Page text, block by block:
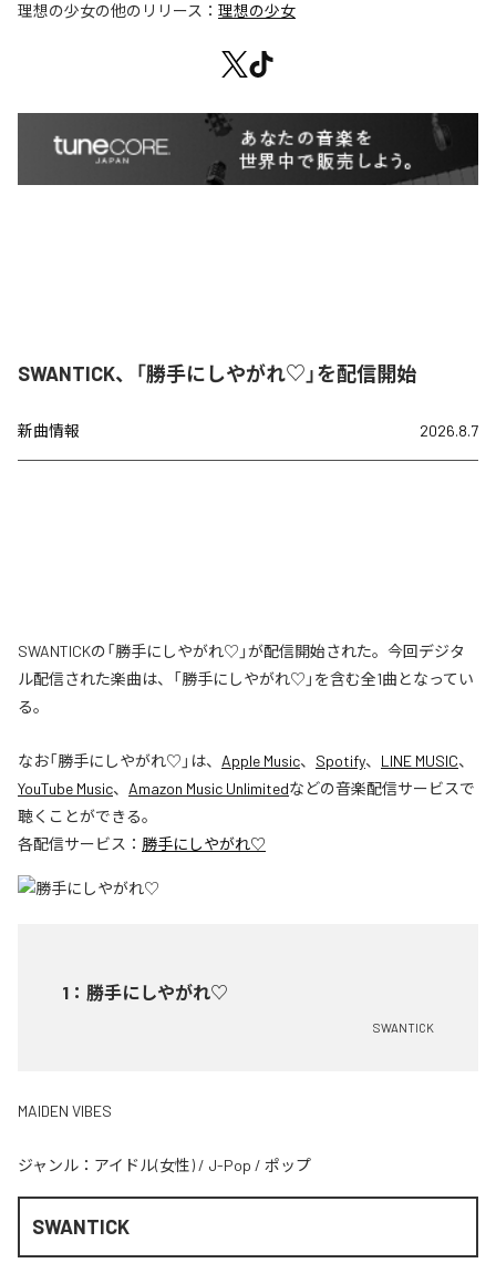
理想の少女の他のリリース： 理想の少女
SWANTICK、「勝手にしやがれ♡」を配信開始
新曲情報 2026.8.7
SWANTICKの「勝手にしやがれ♡」が配信開始された。今回デジタ
ル配信された楽曲は、「勝手にしやがれ♡」を含む全1曲となってい
る。
なお「勝手にしやがれ♡ 」は、 Apple Music、 Spotify、 LINE MUSIC、
YouTube Music、 Amazon Music Unlimitedなどの音楽配信サービスで
聴くことができる。
各配信サービス： 勝手にしやがれ♡
1 ： 勝手にしやがれ♡
SWANTICK
MAIDEN VIBES
ジャンル： アイドル(女性) / J-Pop / ポップ
SWANTICK